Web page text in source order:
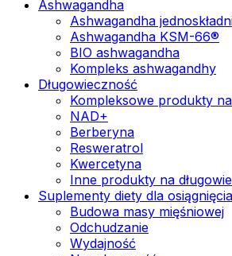
Ashwagandha
Ashwagandha
Ashwagandha KSM-66®
BIO ashwagandha
Kompleks ashwagandhy
Długowieczność
Kompleksowe produkty
NAD+
Berberyna
Resweratrol
Kwercetyna
Inne produkty na
Suplementy diety dla
Budowa masy mięśniowej
Odchudzanie
Wydajność